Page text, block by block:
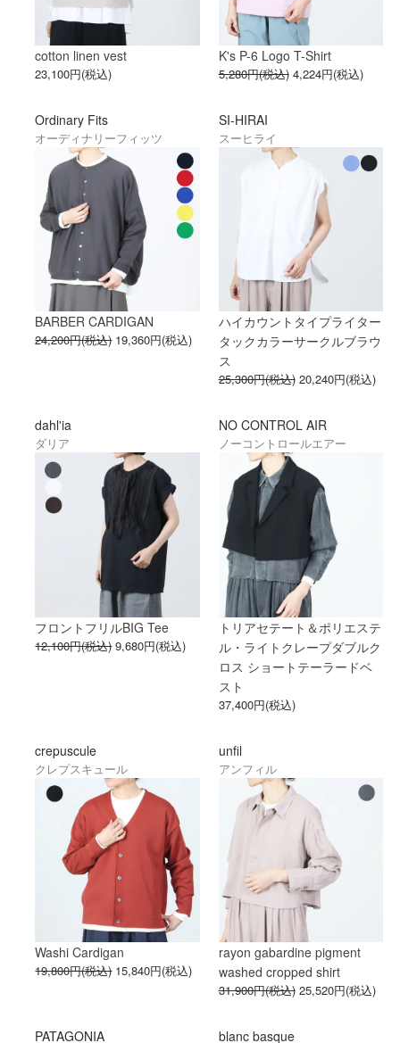
cotton linen vest
23,100円(税込)
K's P-6 Logo T-Shirt
5,280円(税込) 4,224円(税込)
Ordinary Fits
オーディナリーフィッツ
BARBER CARDIGAN
24,200円(税込) 19,360円(税込)
SI-HIRAI
スーヒライ
ハイカウントタイプライター
タックカラーサークルブラウ
ス
25,300円(税込) 20,240円(税込)
dahl'ia
ダリア
フロントフリルBIG Tee
12,100円(税込) 9,680円(税込)
NO CONTROL AIR
ノーコントロールエアー
トリアセテート＆ポリエステ
ル・ライトクレープダブルク
ロス ショートテーラードベ
スト
37,400円(税込)
crepuscule
クレプスキュール
Washi Cardigan
19,800円(税込) 15,840円(税込)
unfil
アンフィル
rayon gabardine pigment
washed cropped shirt
31,900円(税込) 25,520円(税込)
PATAGONIA blanc basque